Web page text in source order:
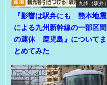
九州（駅弁）
『影響は駅弁にも 熊本地震
による九州新幹線の一部区間
の運休 鹿児島』についてま
とめてみた